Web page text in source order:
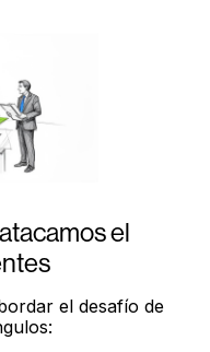
el
el desafío de